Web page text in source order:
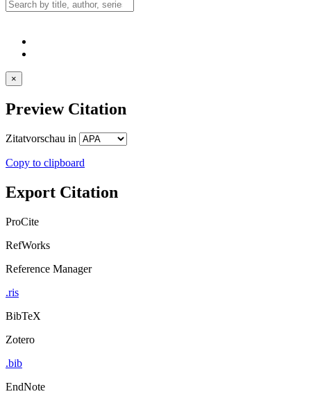
×
Preview Citation
Zitatvorschau in
Copy to clipboard
Export Citation
ProCite
RefWorks
Reference Manager
.ris
BibTeX
Zotero
.bib
EndNote